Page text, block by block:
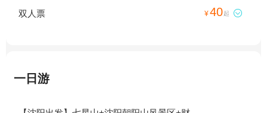
双人票 ¥40起 
一日游